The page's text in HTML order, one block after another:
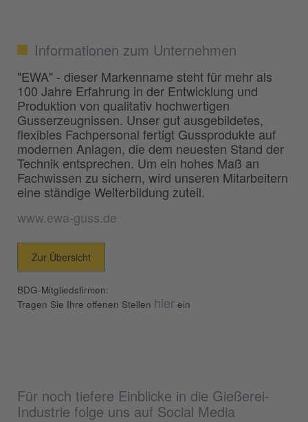
Informationen zum Unternehmen
"EWA" - dieser Markenname steht für mehr als
100 Jahre Erfahrung in der Entwicklung und
Produktion von qualitativ hochwertigen
Gusserzeugnissen. Unser gut ausgebildetes,
flexibles Fachpersonal fertigt Gussprodukte auf
modernen Anlagen, die dem neuesten Stand der
Technik entsprechen. Um ein hohes Maß an
Fachwissen zu sichern, wird unseren Mitarbeitern
eine ständige Weiterbildung zuteil.
www.ewa-guss.de
Zur Übersicht
BDG-Mitgliedsfirmen:
Tragen Sie Ihre offenen Stellen hier ein
Für noch tiefere Einblicke in die Gießerei-
Industrie folge uns auf Social Media